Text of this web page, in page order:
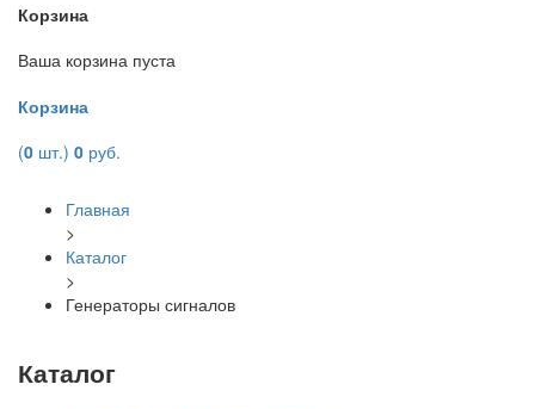
Корзина
Ваша корзина пуста
Корзина
(0 шт.) 0 руб.
Главная
>
Каталог
>
Генераторы сигналов
Каталог